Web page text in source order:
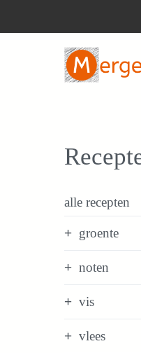
alle recepten
groente
noten
vis
vlees